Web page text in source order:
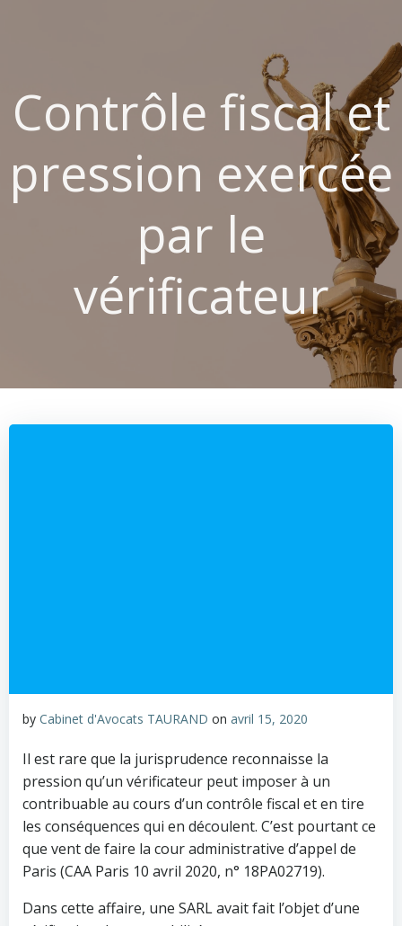
Contrôle fiscal et
pression exercée
par le
vérificateur
by Cabinet d'Avocats TAURAND on avril 15, 2020
Il est rare que la jurisprudence reconnaisse la
pression qu’un vérificateur peut imposer à un
contribuable au cours d’un contrôle fiscal et en tire
les conséquences qui en découlent. C’est pourtant ce
que vent de faire la cour administrative d’appel de
Paris (CAA Paris 10 avril 2020, n° 18PA02719).
Dans cette affaire, une SARL avait fait l’objet d’une